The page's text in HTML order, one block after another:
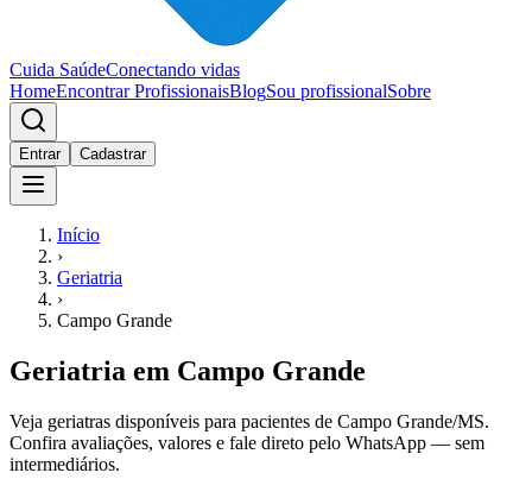
Cuida SaúdeConectando vidas
HomeEncontrar ProfissionaisBlogSou profissionalSobre
Entrar Cadastrar
Início
›
Geriatria
›
Campo Grande
Geriatria em Campo Grande
Veja geriatras disponíveis para pacientes de Campo Grande/MS.
Confira avaliações, valores e fale direto pelo WhatsApp — sem
intermediários.